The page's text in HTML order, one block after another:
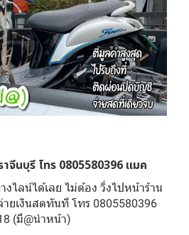
จีนบุรี โทร 0805580396 แมค
งไลน์ได้เลย ไม่ต้อง วิ่งไปหน้าร้าน
ยเงินสดทันที โทร 0805580396
(มี@นำหน้า)